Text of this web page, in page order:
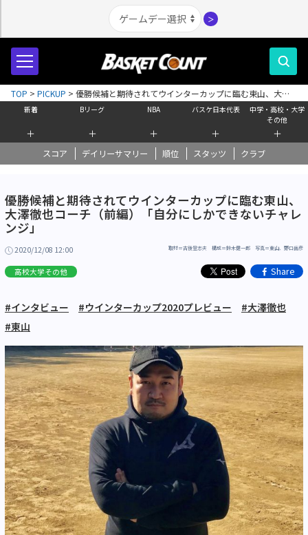
＞
新着
＋
Bリーグ
＋
NBA
＋
バスケ日本代表
＋
中学・高校・大学
その他
＋
スコア デイリーサマリー 順位 スタッツ クラブ
TOP > PICKUP > 優勝候補と期待されてウインターカップに臨む東山、大澤
徹也コーチ（前編）「自分にしかできないチャレンジ」
優勝候補と期待されてウインターカップに臨む東山、
大澤徹也コーチ（前編）「自分にしかできないチャレ
ンジ」
2020/12/08 12:00 取材＝古後登志夫 構成＝鈴木健一郎 写真＝東山、野口岳彦
高校大学その他 Share
#インタビュー #ウインターカップ2020プレビュー
#大澤徹也
#東山